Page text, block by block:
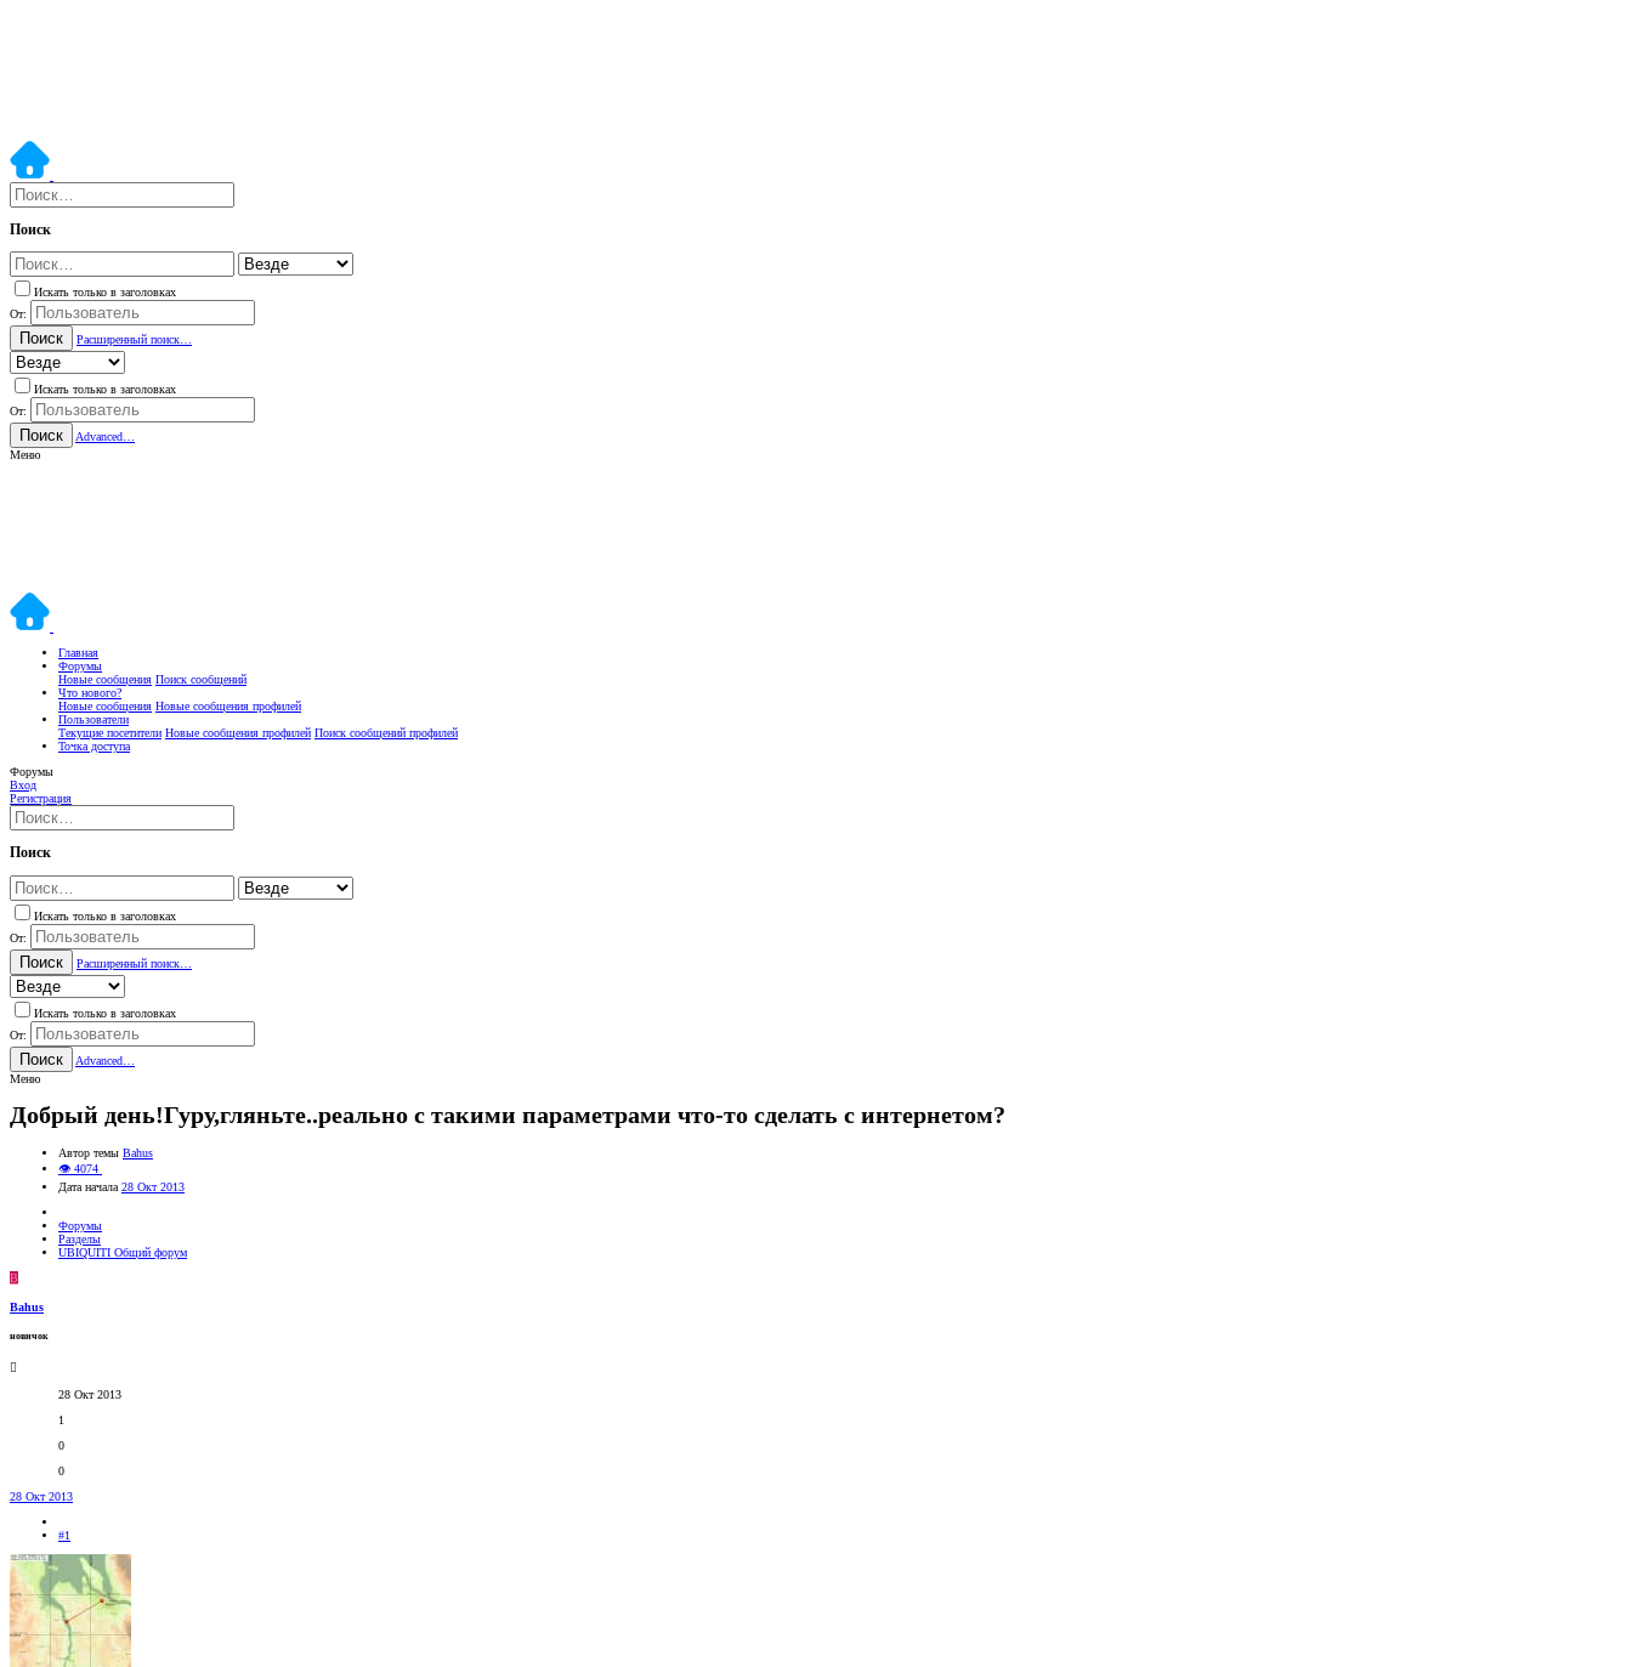
Поиск
Искать только в заголовках
От:
Поиск Расширенный поиск…
Искать только в заголовках
От:
Поиск
Advanced…
Меню
Главная
Форумы
Новые сообщения Поиск сообщений
Что нового?
Новые сообщения Новые сообщения профилей
Пользователи
Текущие посетители Новые сообщения профилей Поиск сообщений профилей
Точка доступа
Форумы
Вход
Регистрация
Поиск
Искать только в заголовках
От:
Поиск Расширенный поиск…
Искать только в заголовках
От:
Поиск
Advanced…
Меню
Добрый день!Гуру,гляньте..реально с такими параметрами что-то сделать с интернетом?
Автор темы Bahus
👁 4074
Дата начала 28 Окт 2013
Форумы
Разделы
UBIQUITI Общий форум
B
Bahus
новичок
28 Окт 2013
1
0
0
28 Окт 2013
#1